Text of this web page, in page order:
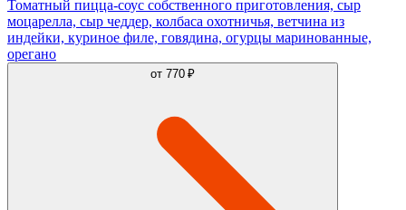
Томатный пицца-соус собственного приготовления, сыр
моцарелла, сыр чеддер, колбаса охотничья, ветчина из
индейки, куриное филе, говядина, огурцы маринованные,
орегано
от 770 ₽